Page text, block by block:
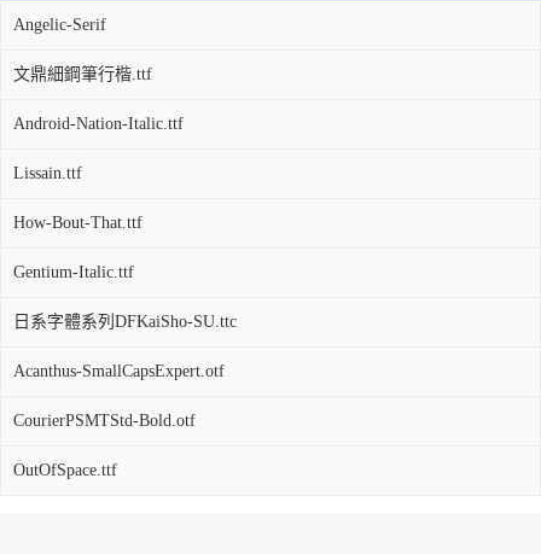
Angelic-Serif
文鼎細鋼筆行楷.ttf
Android-Nation-Italic.ttf
Lissain.ttf
How-Bout-That.ttf
Gentium-Italic.ttf
日系字體系列DFKaiSho-SU.ttc
Acanthus-SmallCapsExpert.otf
CourierPSMTStd-Bold.otf
OutOfSpace.ttf